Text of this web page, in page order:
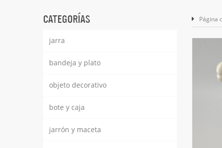
CATEGORÍAS
jarra
bandeja y plato
objeto decorativo
bote y caja
jarrón y maceta
Página